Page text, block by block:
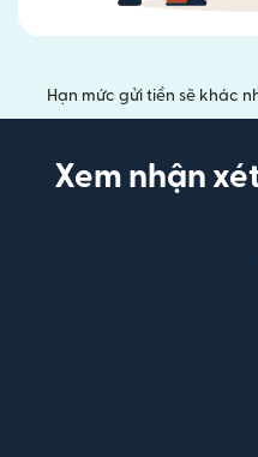
Hạn mức gửi tiền sẽ khác
Xem nhận